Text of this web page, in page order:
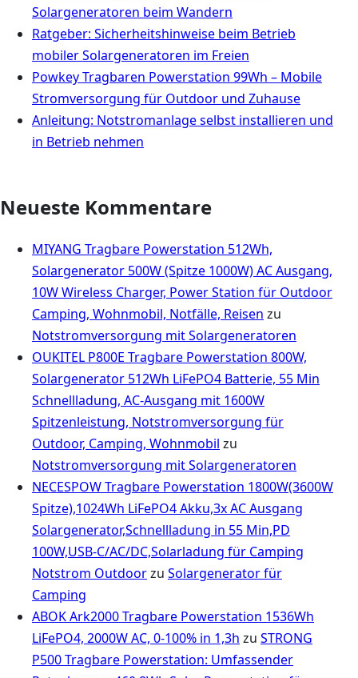
Solargeneratoren beim Wandern
Ratgeber: Sicherheitshinweise beim Betrieb
mobiler Solargeneratoren im Freien
Powkey Tragbaren Powerstation 99Wh – Mobile
Stromversorgung für Outdoor und Zuhause
Anleitung: Notstromanlage selbst installieren und
in Betrieb nehmen
Neueste Kommentare
MIYANG Tragbare Powerstation 512Wh,
Solargenerator 500W (Spitze 1000W) AC Ausgang,
10W Wireless Charger, Power Station für Outdoor
Camping, Wohnmobil, Notfälle, Reisen zu
Notstromversorgung mit Solargeneratoren
OUKITEL P800E Tragbare Powerstation 800W,
Solargenerator 512Wh LiFePO4 Batterie, 55 Min
Schnellladung, AC-Ausgang mit 1600W
Spitzenleistung, Notstromversorgung für
Outdoor, Camping, Wohnmobil zu
Notstromversorgung mit Solargeneratoren
NECESPOW Tragbare Powerstation 1800W(3600W
Spitze),1024Wh LiFePO4 Akku,3x AC Ausgang
Solargenerator,Schnellladung in 55 Min,PD
100W,USB-C/AC/DC,Solarladung für Camping
Notstrom Outdoorzu Solargenerator für
Camping
ABOK Ark2000 Tragbare Powerstation 1536Wh
LiFePO4, 2000W AC, 0-100% in 1,3h zu STRONG
P500 Tragbare Powerstation: Umfassender